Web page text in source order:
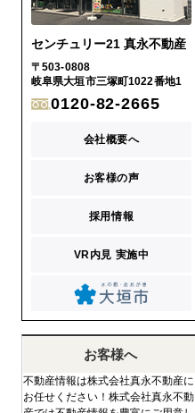
センチュリー21 真永不動産
〒503-0808
岐阜県大垣市三塚町1022番地1
0120-82-2665
会社概要へ
お客様の声
採用情報
VR内見 実施中
お客様へ
不動産情報は株式会社真永不動産に
お任せください！株式会社真永不動